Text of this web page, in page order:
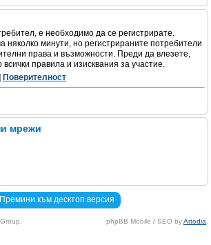
е необходимо да се регистрирате.
няколко минути, но регистрираните потребители
права и възможности. Преди да влезете,
правила и изисквания за участие.
Поверителност
мрежи
Премини към десктоп версия
phpBB Mobile / SEO byArtodia